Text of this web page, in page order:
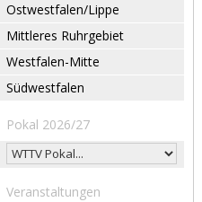
Ostwestfalen/Lippe
Mittleres Ruhrgebiet
Westfalen-Mitte
Südwestfalen
Pokal 2026/27
Veranstaltungen